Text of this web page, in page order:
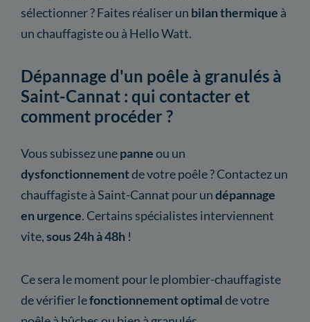
sélectionner ? Faites réaliser un bilan thermique à
un chauffagiste ou à Hello Watt.
Dépannage d'un poêle à granulés à
Saint-Cannat : qui contacter et
comment procéder ?
Vous subissez unepanneou un
dysfonctionnementde votre poêle ? Contactez un
chauffagiste à Saint-Cannat pour undépannage
en urgence. Certains spécialistes interviennent
vite,sous 24h à 48h !
Ce sera le moment pour le plombier-chauffagiste
de vérifier lefonctionnement optimalde votre